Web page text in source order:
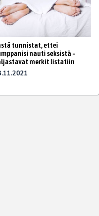
tunnistat, ettei
nauti seksistä –
merkit listatiin